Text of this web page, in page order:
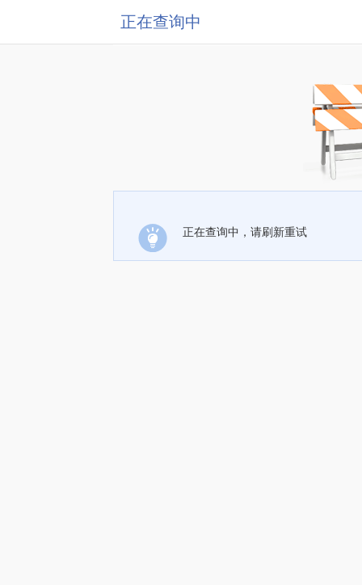
正在查询中
正在查询中，请刷新重试